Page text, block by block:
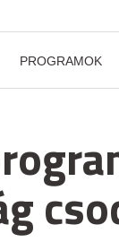
PROGRAMOK